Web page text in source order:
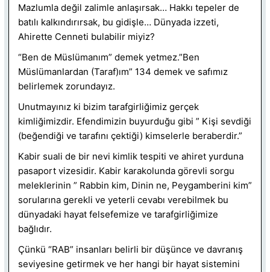
Mazlumla değil zalimle anlaşırsak… Hakkı tepeler de
batılı kalkındırırsak, bu gidişle… Dünyada izzeti,
Ahirette Cenneti bulabilir miyiz?
“Ben de Müslümanım” demek yetmez.”Ben
Müslümanlardan (Taraf)ım” 134 demek ve safımız
belirlemek zorundayız.
Unutmayınız ki bizim tarafgirliğimiz gerçek
kimliğimizdir. Efendimizin buyurduğu gibi ” Kişi sevdiği
(beğendiği ve tarafını çektiği) kimselerle beraberdir.”
Kabir suali de bir nevi kimlik tespiti ve ahiret yurduna
pasaport vizesidir. Kabir karakolunda görevli sorgu
meleklerinin ” Rabbin kim, Dinin ne, Peygamberini kim”
sorularına gerekli ve yeterli cevabı verebilmek bu
dünyadaki hayat felsefemize ve tarafgirliğimize
bağlıdır.
Çünkü “RAB” insanları belirli bir düşünce ve davranış
seviyesine getirmek ve her hangi bir hayat sistemini